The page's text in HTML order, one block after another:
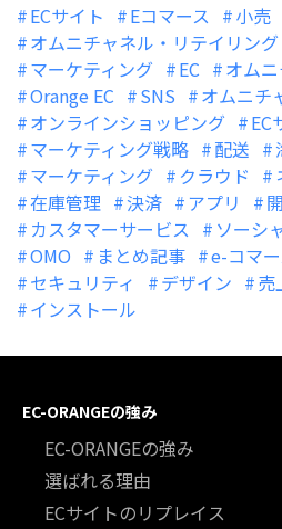
ECサイト Eコマース
小売
オムニチャネル・リテイリング
マーケティング
EC オム
Orange EC
SNS オムニチ
オンラインショッピング
EC
マーケティング戦略
配送
マーケティング
クラウド
在庫管理
決済 アプリ
カスタマーサービス
ソーシ
OMO
まとめ記事 e-コマ
セキュリティ
デザイン 売
インストール
EC-ORANGEの強み
EC-ORANGEの強み
選ばれる理由
ECサイトのリプレイス